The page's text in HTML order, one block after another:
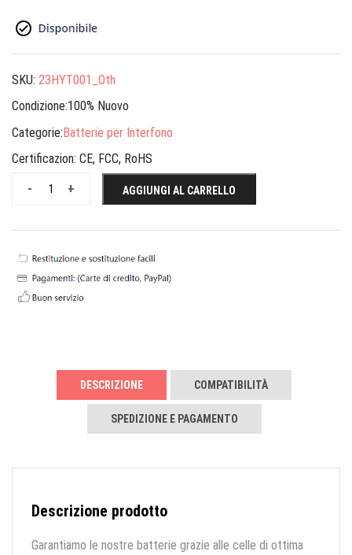
SKU: 23HYT001_Oth
Condizione:100% Nuovo
Categorie:Batterie per Interfono
Certificazion: CE, FCC, RoHS
+
- AGGIUNGI AL CARRELLO
DESCRIZIONE COMPATIBILITÀ
SPEDIZIONE E PAGAMENTO
Descrizione prodotto
Garantiamo le nostre batterie grazie alle celle di ottima